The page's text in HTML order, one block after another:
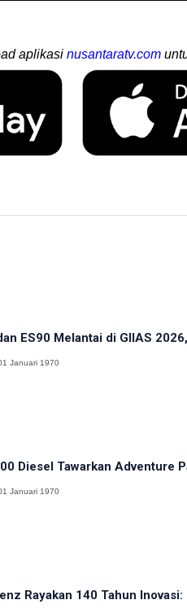
aplikasi nusantaratv.com
ES90 Melantai di GIIAS
Januari 1970
Diesel Tawarkan Adventure
Januari 1970
Rayakan 140 Tahun